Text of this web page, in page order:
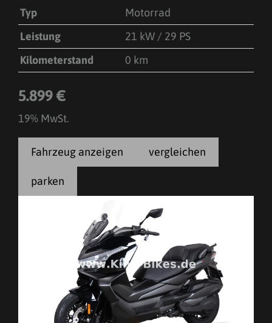
Typ
Motorrad
Leistung
21 kW / 29 PS
Kilometerstand
0 km
5.899 €
19% MwSt.
Fahrzeug anzeigen vergleichen
parken